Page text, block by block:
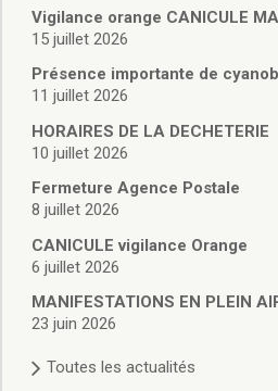
Police Municipale/
Cimetière/
Services en ligne
Licences boissons
Cadastre
Actes d’état civil
Budget de
Budget
Conseils municipaux
Règlement du conseil
Délibérations 2025
Vigilance orange CANICULE
15 juillet 2026
Présence importante de
11 juillet 2026
HORAIRES DE LA DECHETERIE
10 juillet 2026
Fermeture Agence Postale
8 juillet 2026
CANICULE vigilance Orange
6 juillet 2026
MANIFESTATIONS EN PLEIN
23 juin 2026
Toutes les actualités